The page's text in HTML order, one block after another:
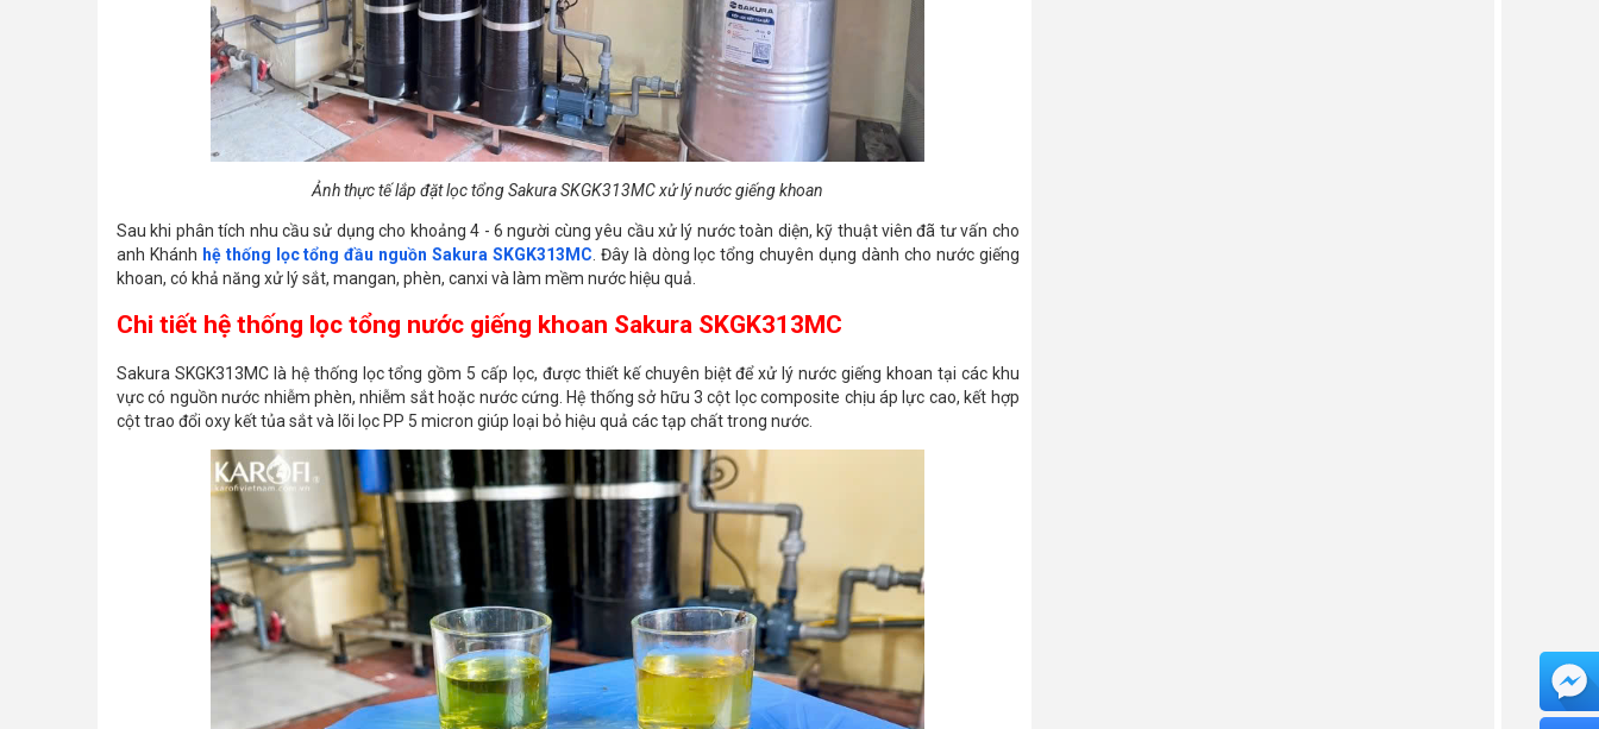
Ảnh thực tế lắp đặt lọc tổng Sakura SKGK313MC xử lý nước giếng khoan
Sau khi phân tích nhu cầu sử dụng cho khoảng 4 - 6 người cùng yêu cầu xử lý nước toàn diện, kỹ thuật viên đã tư vấn cho
anh Khánh hệ thống lọc tổng đầu nguồn Sakura SKGK313MC . Đây là dòng lọc tổng chuyên dụng dành cho nước giếng
khoan, có khả năng xử lý sắt, mangan, phèn, canxi và làm mềm nước hiệu quả.
Chi tiết hệ thống lọc tổng nước giếng khoan Sakura SKGK313MC
Sakura SKGK313MC là hệ thống lọc tổng gồm 5 cấp lọc, được thiết kế chuyên biệt để xử lý nước giếng khoan tại các khu
vực có nguồn nước nhiễm phèn, nhiễm sắt hoặc nước cứng. Hệ thống sở hữu 3 cột lọc composite chịu áp lực cao, kết hợp
cột trao đổi oxy kết tủa sắt và lõi lọc PP 5 micron giúp loại bỏ hiệu quả các tạp chất trong nước.